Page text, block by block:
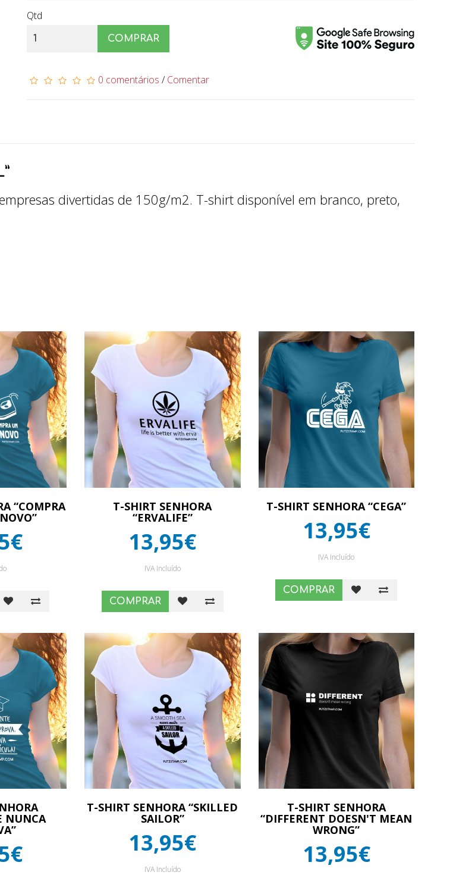
Qtd
COMPRAR
0 comentários /Comentar
divertidas de 150g/m2. T-shirt disponível em branco, preto,
“COMPRA T-SHIRT SENHORA
“ERVALIFE”
13,95€
IVA Incluído
COMPRAR
T-SHIRT SENHORA “CEGA”
13,95€
IVA Incluído
COMPRAR
NUNCA
T-SHIRT SENHORA “SKILLED
SAILOR”
13,95€
IVA Incluído
T-SHIRT SENHORA
“DIFFERENT DOESN'T MEAN
WRONG”
13,95€